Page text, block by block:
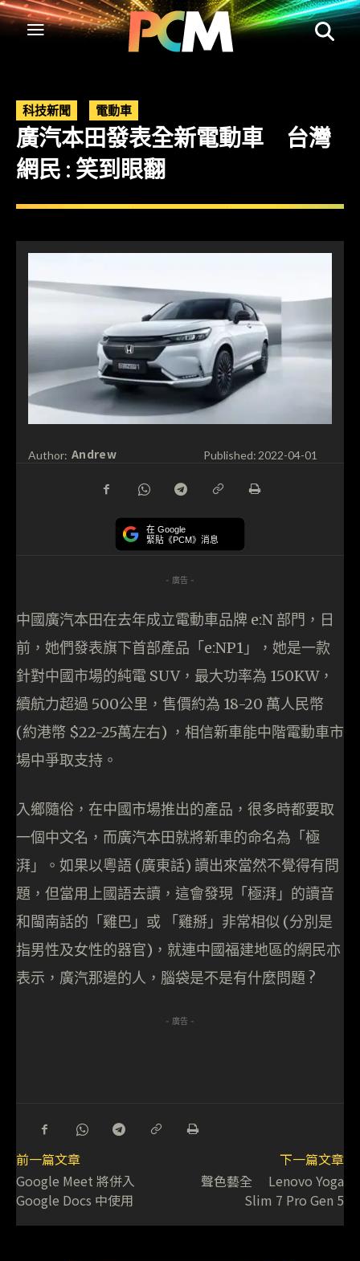
科技新聞 電動車
廣汽本田發表全新電動車 台灣
網民 : 笑到眼翻
Author: Andrew Published: 2022-04-01
在 Google
緊貼《PCM》消息
- 廣告 -
中國廣汽本田在去年成立電動車品牌 e:N 部門，日
前，她們發表旗下首部產品「e:NP1」，她是一款
針對中國市場的純電 SUV，最大功率為 150KW，
續航力超過 500公里，售價約為 18-20 萬人民幣
(約港幣 $22-25萬左右) ，相信新車能中階電動車市
場中爭取支持。
入鄉隨俗，在中國市場推出的產品，很多時都要取
一個中文名，而廣汽本田就將新車的命名為「極
湃」。如果以粵語 (廣東話) 讀出來當然不覺得有問
題，但當用上國語去讀，這會發現「極湃」的讀音
和閩南話的「雞巴」或 「雞掰」非常相似 (分別是
指男性及女性的器官)，就連中國福建地區的網民亦
表示，廣汽那邊的人，腦袋是不是有什麼問題 ?
- 廣告 -
前一篇文章
Google Meet 將併入
Google Docs 中使用
下一篇文章
聲色藝全 Lenovo Yoga
Slim 7 Pro Gen 5